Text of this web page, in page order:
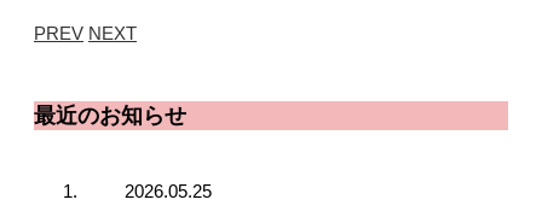
PREV NEXT
最近のお知らせ
2026.05.25